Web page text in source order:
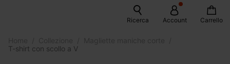
Ricerca Account Carrello
T-shirt con scollo a V